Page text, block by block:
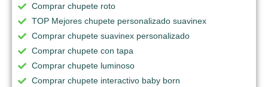
Comprar chupete roto
TOP Mejores chupete personalizado suavinex
Comprar chupete suavinex personalizado
Comprar chupete con tapa
Comprar chupete luminoso
Comprar chupete interactivo baby born